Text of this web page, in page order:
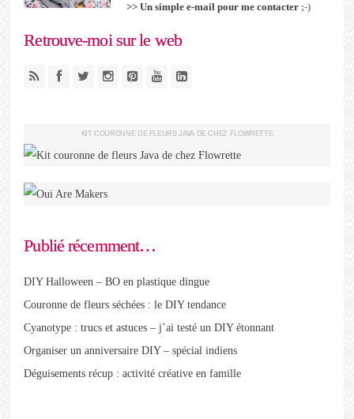
>> Un simple e-mail pour me contacter ;-)
Retrouve-moi sur le web
KIT COURONNE DE FLEURS JAVA DE CHEZ FLOWRETTE
Publié récemment…
DIY Halloween – BO en plastique dingue
Couronne de fleurs séchées : le DIY tendance
Cyanotype : trucs et astuces – j’ai testé un DIY étonnant
Organiser un anniversaire DIY – spécial indiens
Déguisements récup : activité créative en famille